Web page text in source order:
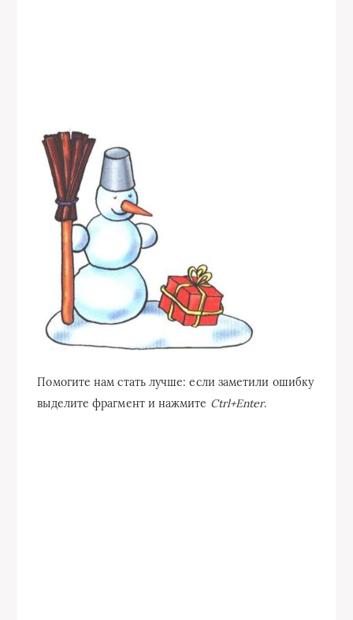
Помогите нам стать лучше: если заметили ошибку
выделите фрагмент и нажмите Ctrl+Enter.